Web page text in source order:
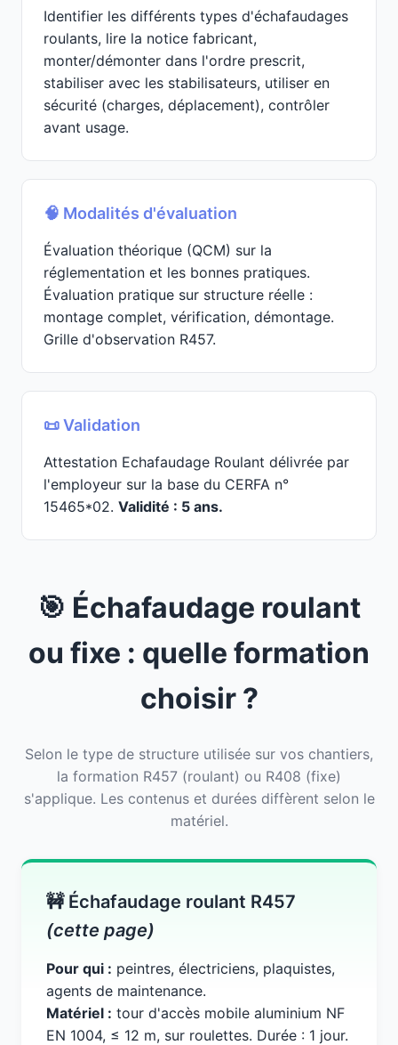
Identifier les différents types d'échafaudages
roulants, lire la notice fabricant,
monter/démonter dans l'ordre prescrit,
stabiliser avec les stabilisateurs, utiliser en
sécurité (charges, déplacement), contrôler
avant usage.
🧠 Modalités d'évaluation
Évaluation théorique (QCM) sur la
réglementation et les bonnes pratiques.
Évaluation pratique sur structure réelle :
montage complet, vérification, démontage.
Grille d'observation R457.
📜 Validation
Attestation Echafaudage Roulant délivrée par
l'employeur sur la base du CERFA n°
15465*02. Validité : 5 ans.
🎯 Échafaudage roulant
ou fixe : quelle formation
choisir ?
Selon le type de structure utilisée sur vos chantiers,
la formation R457 (roulant) ou R408 (fixe)
s'applique. Les contenus et durées diffèrent selon le
matériel.
🚧 Échafaudage roulant R457
(cette page)
Pour qui : peintres, électriciens, plaquistes,
agents de maintenance.
Matériel : tour d'accès mobile aluminium NF
EN 1004, ≤ 12 m, sur roulettes. Durée : 1 jour.